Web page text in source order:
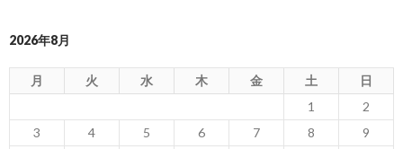
稿
2026年8月
月 火 水 木 金 土 日
1
2
3
4 5 6 7 8
9